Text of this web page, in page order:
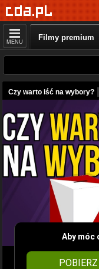
MENU Filmy premium
Czy warto iść na wybory?
Aby móc